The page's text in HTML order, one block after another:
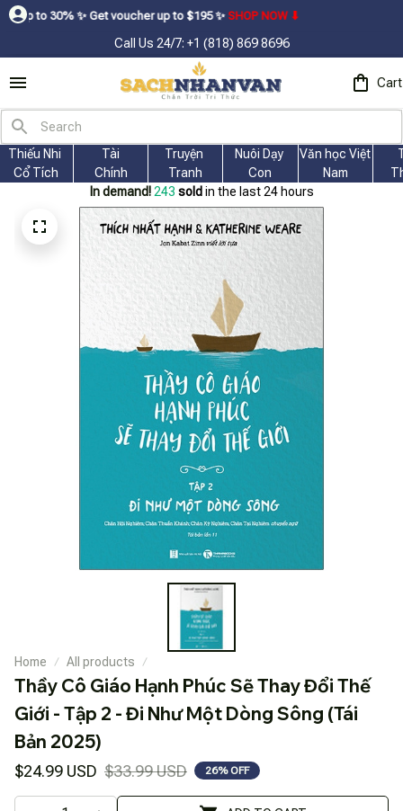
Get voucher up to $195ㅤ ✨ㅤSHOP NOW ⬇
Call Us 24/7: +1 (818) 869 8696
Cart
Thiếu Nhi
Cổ Tích
Tài
Chính
Truyện
Tranh
Nuôi Dạy
Con
Văn học Việt
Nam
In demand! 243 sold in the last 24 hours
Home All products
Thầy Cô Giáo Hạnh Phúc Sẽ Thay Đổi Thế
Giới - Tập 2 - Đi Như Một Dòng Sông (Tái
Bản 2025)
$24.99 USD $33.99 USD 26% OFF